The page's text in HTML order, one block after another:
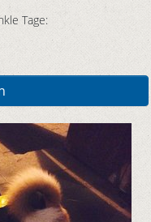
Tage: